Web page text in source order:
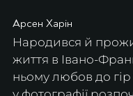
Арсен Харін
Народився й
життя в Івано-
ньому любов до